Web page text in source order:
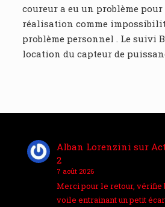
coureur a eu un problème
réalisation comme
problème personnel . Le suivi
location du capteur de
Alban Lorenzini sur
2
7 août 2026
Merci pour le retour, vérifie
voile entrainant un petit